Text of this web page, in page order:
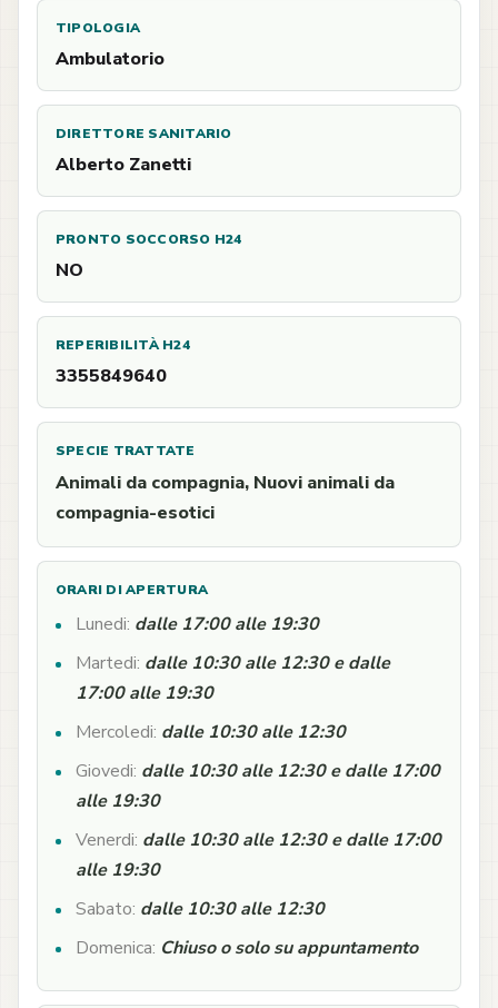
TIPOLOGIA
Ambulatorio
DIRETTORE SANITARIO
Alberto Zanetti
PRONTO SOCCORSO H24
NO
REPERIBILITÀ H24
3355849640
SPECIE TRATTATE
Animali da compagnia, Nuovi animali da
compagnia-esotici
ORARI DI APERTURA
Lunedi: dalle 17:00 alle 19:30
Martedi: dalle 10:30 alle 12:30 e dalle
17:00 alle 19:30
Mercoledi: dalle 10:30 alle 12:30
Giovedi: dalle 10:30 alle 12:30 e dalle 17:00
alle 19:30
Venerdi: dalle 10:30 alle 12:30 e dalle 17:00
alle 19:30
Sabato: dalle 10:30 alle 12:30
Domenica: Chiuso o solo su appuntamento